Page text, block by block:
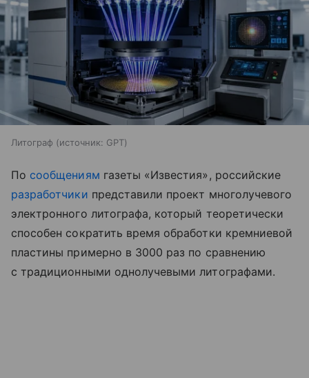
Литограф источник: GPT
По сообщениям газеты «Известия», российские
разработчики представили проект многолучевого
электронного литографа, который теоретически
способен сократить время обработки кремниевой
пластины примерно в 3000 раз по сравнению
с традиционными однолучевыми литографами.